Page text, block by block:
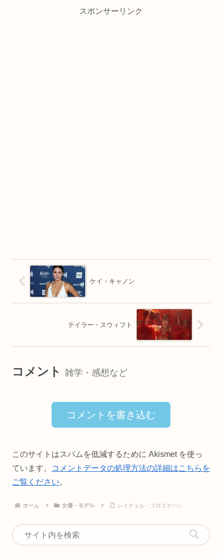
スポンサーリンク
ケイ・キャノン
テイラー・スウィフト
コメント 雑学・感想など
コメントを書き込む
このサイトはスパムを低減するために Akismet を使っ
ています。
コメントデータの処理方法の詳細はこちらを
ご覧ください。
ホーム 女優・モデル レイチェル・ブロズナハン